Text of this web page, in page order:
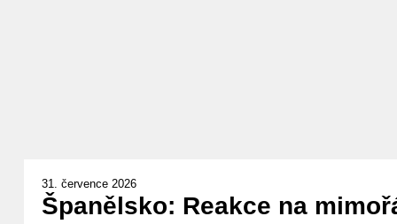
31. července 2026
Španělsko: Reakce na